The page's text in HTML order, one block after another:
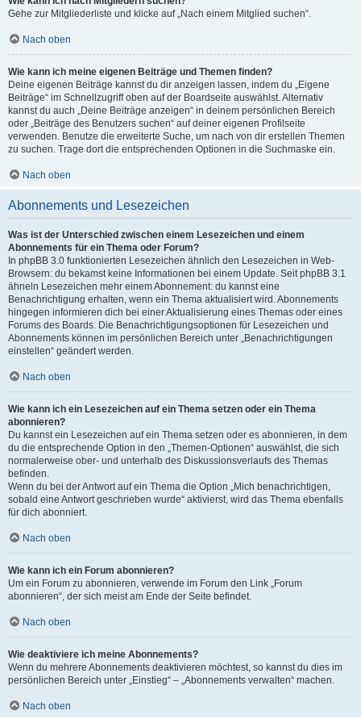
Gehe zur Mitgliederliste und klicke auf „Nach einem Mitglied suchen“.
Nach oben
Wie kann ich meine eigenen Beiträge und Themen finden?
Deine eigenen Beiträge kannst du dir anzeigen lassen, indem du „Eigene
Beiträge“ im Schnellzugriff oben auf der Boardseite auswählst. Alternativ
kannst du auch „Deine Beiträge anzeigen“ in deinem persönlichen Bereich
oder „Beiträge des Benutzers suchen“ auf deiner eigenen Profilseite
verwenden. Benutze die erweiterte Suche, um nach von dir erstellen Themen
zu suchen. Trage dort die entsprechenden Optionen in die Suchmaske ein.
Nach oben
Abonnements und Lesezeichen
Was ist der Unterschied zwischen einem Lesezeichen und einem
Abonnements für ein Thema oder Forum?
In phpBB 3.0 funktionierten Lesezeichen ähnlich den Lesezeichen in Web-
Browsern: du bekamst keine Informationen bei einem Update. Seit phpBB 3.1
ähneln Lesezeichen mehr einem Abonnement: du kannst eine
Benachrichtigung erhalten, wenn ein Thema aktualisiert wird. Abonnements
hingegen informieren dich bei einer Aktualisierung eines Themas oder eines
Forums des Boards. Die Benachrichtigungsoptionen für Lesezeichen und
Abonnements können im persönlichen Bereich unter „Benachrichtigungen
einstellen“ geändert werden.
Nach oben
Wie kann ich ein Lesezeichen auf ein Thema setzen oder ein Thema
abonnieren?
Du kannst ein Lesezeichen auf ein Thema setzen oder es abonnieren, in dem
du die entsprechende Option in den „Themen-Optionen“ auswählst, die sich
normalerweise ober- und unterhalb des Diskussionsverlaufs des Themas
befinden.
Wenn du bei der Antwort auf ein Thema die Option „Mich benachrichtigen,
sobald eine Antwort geschrieben wurde“ aktivierst, wird das Thema ebenfalls
für dich abonniert.
Nach oben
Wie kann ich ein Forum abonnieren?
Um ein Forum zu abonnieren, verwende im Forum den Link „Forum
abonnieren“, der sich meist am Ende der Seite befindet.
Nach oben
Wie deaktiviere ich meine Abonnements?
Wenn du mehrere Abonnements deaktivieren möchtest, so kannst du dies im
persönlichen Bereich unter „Einstieg“ – „Abonnements verwalten“ machen.
Nach oben